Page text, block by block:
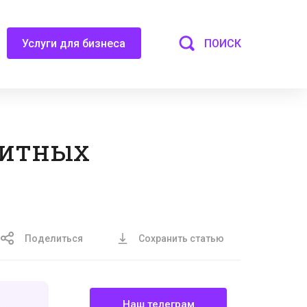
Услуги для бизнеса ПОИСК
Поделиться Сохранить статью
Наш телеграм